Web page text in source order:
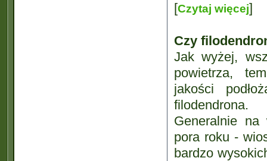
[Czytaj więcej]
Czy
Jak wyżej,
powietrza,
jakości
filodendrona.
Generalnie na
pora roku -
bardzo